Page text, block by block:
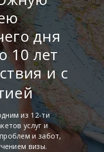
дня
10 лет
и с
из 12-ти
услуг и
и забот,
визы.